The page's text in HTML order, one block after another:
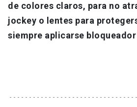
de colores claros, para no
jockey o lentes para
siempre aplicarse